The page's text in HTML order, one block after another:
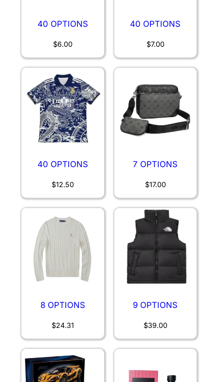
40 OPTIONS
$6.00
40 OPTIONS
$7.00
40 OPTIONS
$12.50
7 OPTIONS
$17.00
8 OPTIONS
$24.31
9 OPTIONS
$39.00